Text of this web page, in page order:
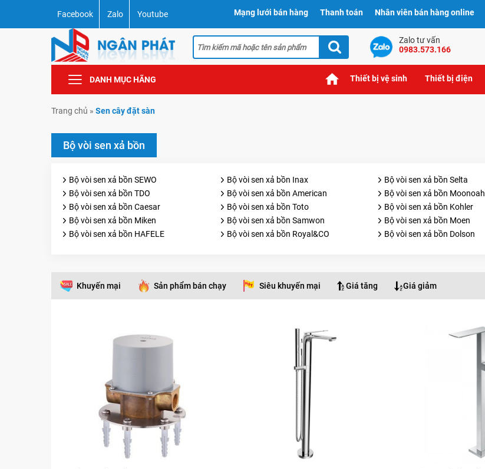
Facebook Zalo Youtube Mạng lưới bán hàng Thanh toán Nhân viên bán hàng online
Zalo tư vấn
0983.573.166
DANH MỤC HÃNG Thiết bị vệ sinh Thiết bị điện
Trang chủ » Sen cây đặt sàn
Bộ vòi sen xả bồn
Bộ vòi sen xả bồn SEWO Bộ vòi sen xả bồn Inax Bộ vòi sen xả bồn Selta
Bộ vòi sen xả bồn TDO
Bộ vòi sen xả bồn American Bộ vòi sen xả bồn Moonoah
Bộ vòi sen xả bồn Caesar
Bộ vòi sen xả bồn Toto Bộ vòi sen xả bồn Kohler
Bộ vòi sen xả bồn Miken
Bộ vòi sen xả bồn Samwon Bộ vòi sen xả bồn Moen
Bộ vòi sen xả bồn HAFELE
Bộ vòi sen xả bồn Royal&CO Bộ vòi sen xả bồn Dolson
Khuyến mại Sản phẩm bán chạy Siêu khuyến mại Giá tăng Giá giảm